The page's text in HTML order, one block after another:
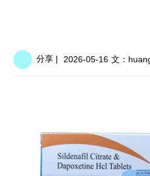
分享 | 2026-05-16 文：